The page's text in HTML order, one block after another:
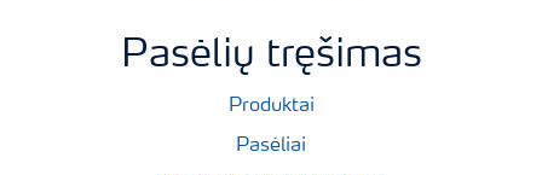
Pasėlių tręšimas
Produktai
Pasėliai